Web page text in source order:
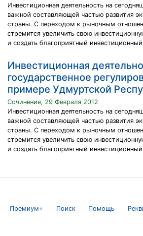
Инвестиционная деятельность на
важной составляющей частью развития
страны. С переходом к рыночным
стремится увеличить свою
и создать благоприятный
Инвестиционная
государственное
примере Удмуртской
Сочинение, 29 Февраля 2012
Инвестиционная деятельность на
важной составляющей частью развития
страны. С переходом к рыночным
стремится увеличить свою
и создать благоприятный
Премиум+ Поиск Помощь